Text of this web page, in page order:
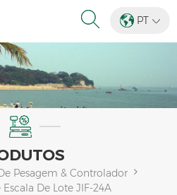
PT
Pesagem & Controlador
De Lote JIF-24A